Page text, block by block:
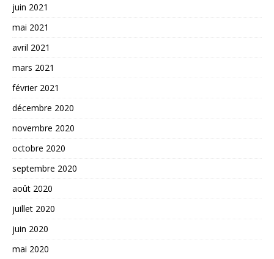
juin 2021
mai 2021
avril 2021
mars 2021
février 2021
décembre 2020
novembre 2020
octobre 2020
septembre 2020
août 2020
juillet 2020
juin 2020
mai 2020